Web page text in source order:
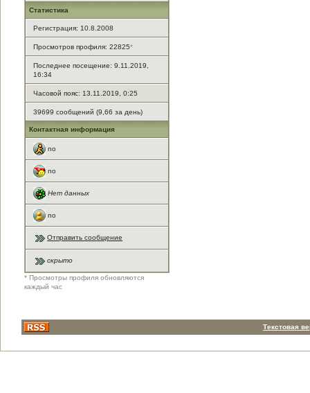
Статистика
Регистрация: 10.8.2008
Просмотров профиля: 22825*
Последнее посещение: 9.11.2019,
16:34
Часовой пояс: 13.11.2019, 0:25
39699 сообщений (9,66 за день)
Контактная информация
no
no
Нет данных
no
Отправить сообщение
скрыто
* Просмотры профиля обновляются
каждый час
Текстовая